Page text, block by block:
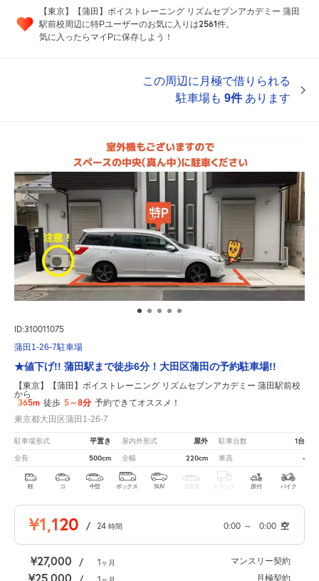
【東京】【蒲田】ボイストレーニング リズムセブンアカデミー 蒲田
駅前校周辺に特Pユーザーのお気に入りは2561件。
気に入ったらマイPに保存しよう！
この周辺に月極で借りられる
駐車場も 9件あります
ID:310011075
蒲田1-26-7駐車場
★値下げ!! 蒲田駅まで徒歩6分！大田区蒲田の予約駐車場!!
【東京】【蒲田】ボイストレーニング リズムセブンアカデミー 蒲田駅前校
から
365m 徒歩 5～8分 予約できてオススメ！
東京都大田区蒲田1-26-7
駐車場形式 平置き 屋内外形式 屋外 駐車台数 1台
全長 500cm 全幅 220cm 車高 -
軽 コ 中型 ボックス SUV 大型車 トラック 原付 バイク
¥1,120 / 24 時間 0:00 ～ 0:00 空
¥27,000 / 1ヶ月 マンスリー契約
月極契約